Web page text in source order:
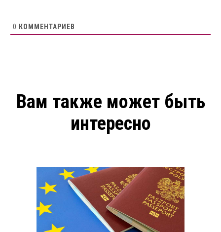
0 КОММЕНТАРИЕВ
Вам также может быть
интересно